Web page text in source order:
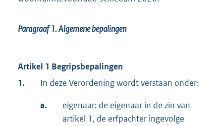
Paragraaf 1.Algemene bepalingen
Artikel 1 Begripsbepalingen
1.
In deze Verordening wordt verstaan onder:
a.
eigenaar: de eigenaar in de zin van
artikel 1, de erfpachter ingevolge